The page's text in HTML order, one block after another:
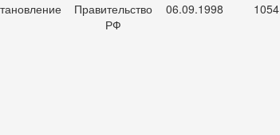
Правительство
РФ
06.09.1998 1054